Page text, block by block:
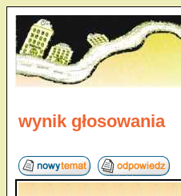
wynik głosowania